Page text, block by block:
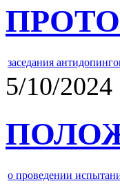
заседания
5/10/2024
о проведении